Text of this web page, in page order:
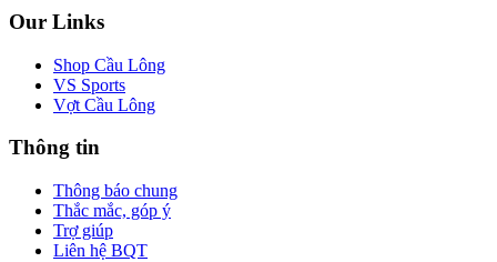
Our Links
Shop Cầu Lông
VS Sports
Vợt Cầu Lông
Thông tin
Thông báo chung
Thắc mắc, góp ý
Trợ giúp
Liên hệ BQT